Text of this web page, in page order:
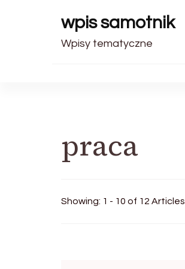
wpis samotnik
Wpisy tematyczne
praca
Showing: 1 - 10 of 12 Articles